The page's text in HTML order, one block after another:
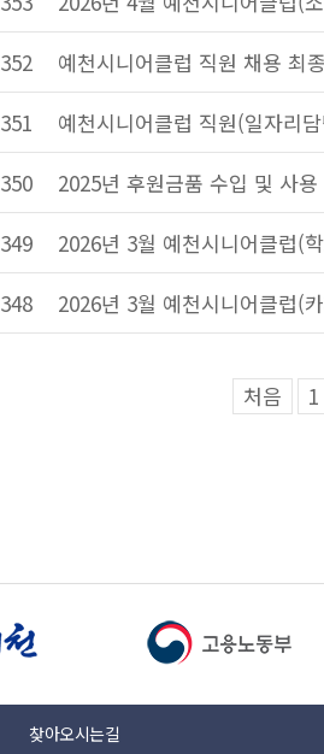
352
예천시니어클럽 직원 채용 최
351
예천시니어클럽 직원(일자리
350
2025년 후원금품 수입 및 사용
349
2026년 3월 예천시니어클럽(
348
2026년 3월 예천시니어클럽(
처음 1
찾아오시는길